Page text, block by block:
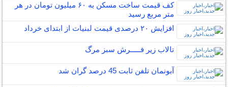
کف قیمت ساخت مسکن به ۶۰ میلیون تومان در هر
متر مربع رسید
افزایش ۲۰ درصدی قیمت لبنیات از ابتدای خرداد
تالاب زیر فـــــرش سبز مرگ
آبونمان تلفن ثابت 45 درصد گران شد